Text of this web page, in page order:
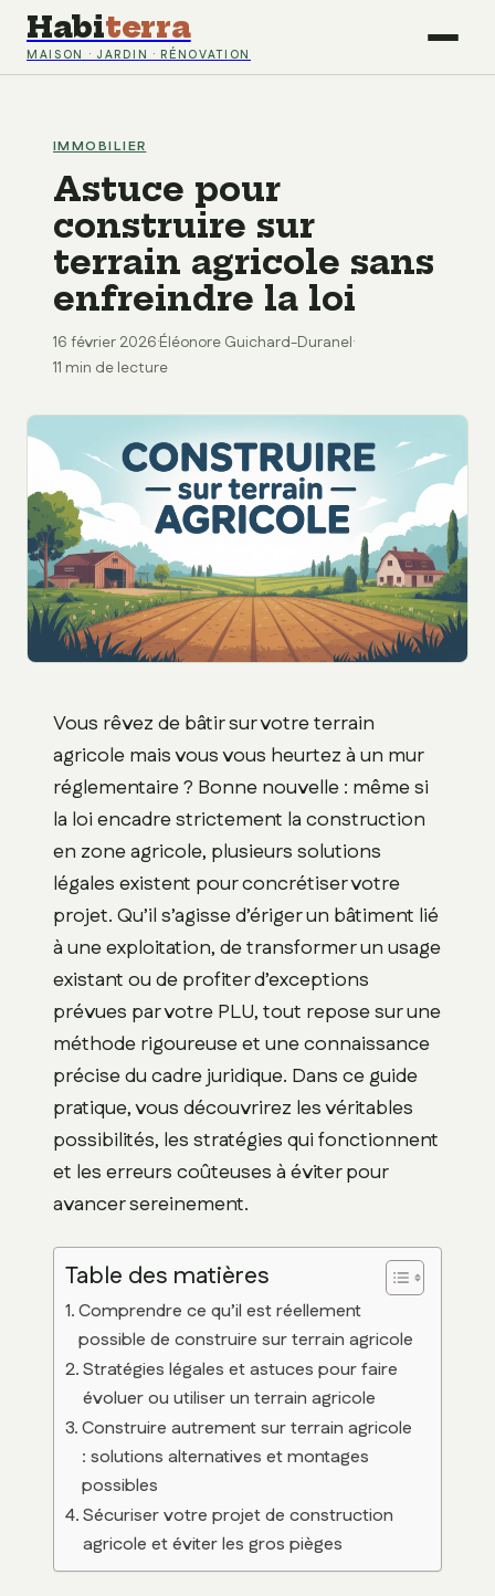
Habiterra
MAISON · JARDIN · RÉNOVATION
IMMOBILIER
Astuce pour
construire sur
terrain agricole sans
enfreindre la loi
16 février 2026·Éléonore Guichard-Duranel·
11 min de lecture
Vous rêvez de bâtir sur votre terrain
agricole mais vous vous heurtez à un mur
réglementaire ? Bonne nouvelle : même si
la loi encadre strictement la construction
en zone agricole, plusieurs solutions
légales existent pour concrétiser votre
projet. Qu’il s’agisse d’ériger un bâtiment lié
à une exploitation, de transformer un usage
existant ou de profiter d’exceptions
prévues par votre PLU, tout repose sur une
méthode rigoureuse et une connaissance
précise du cadre juridique. Dans ce guide
pratique, vous découvrirez les véritables
possibilités, les stratégies qui fonctionnent
et les erreurs coûteuses à éviter pour
avancer sereinement.
Table des matières
Comprendre ce qu’il est réellement
possible de construire sur terrain agricole
Stratégies légales et astuces pour faire
évoluer ou utiliser un terrain agricole
Construire autrement sur terrain agricole
: solutions alternatives et montages
possibles
Sécuriser votre projet de construction
agricole et éviter les gros pièges